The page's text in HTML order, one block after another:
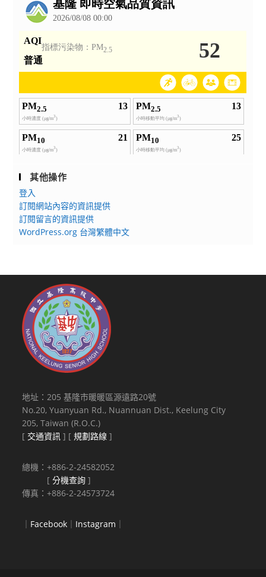
其他操作
登入
訂閱網站內容的資訊提供
訂閱留言的資訊提供
WordPress.org 台灣繁體中文
地址：205 基隆市暖暖區源遠路20號
No.20, Yuanyuan Rd., Nuannuan Dist., Keelung City
205, Taiwan (R.O.C.)
[ 交通資訊 ] [規劃路線 ]
總機：+886-2-24582052
[分機查詢 ]
傳真：+886-2-24573724
｜ Facebook ｜ Instagram ｜